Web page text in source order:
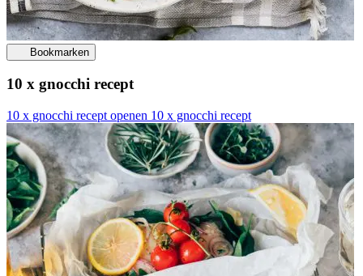
Bookmarken
10 x gnocchi recept
10 x gnocchi recept openen 10 x gnocchi recept